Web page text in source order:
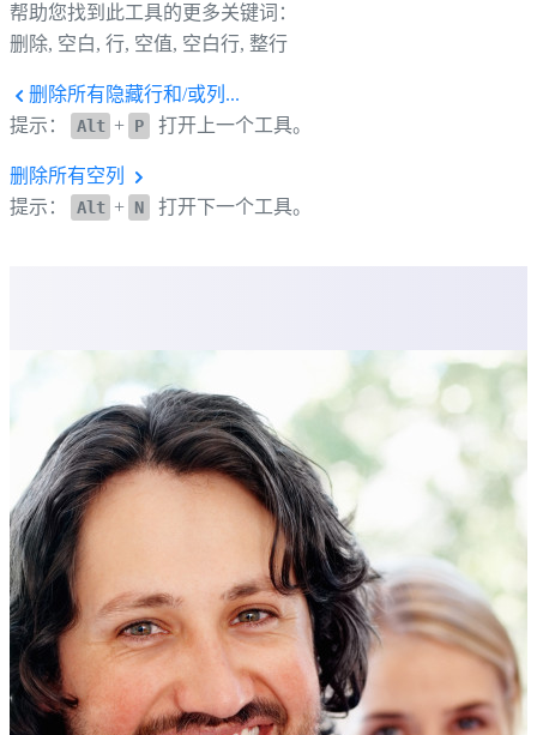
帮助您找到此工具的更多关键词：
删除, 空白, 行, 空值, 空白行, 整行
删除所有隐藏行和/或列...
提示：
Alt + P 打开上一个工具。
删除所有空列
提示：
Alt + N 打开下一个工具。